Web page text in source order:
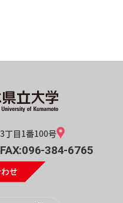
丁目1番100号
FAX:096-384-6765
せ